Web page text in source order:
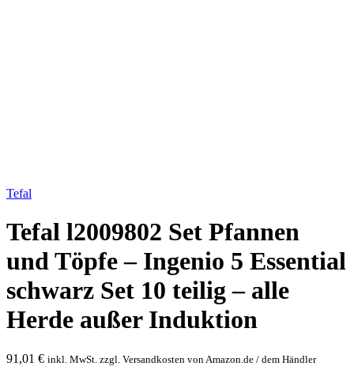
Tefal
Tefal l2009802 Set Pfannen
und Töpfe – Ingenio 5 Essential
schwarz Set 10 teilig – alle
Herde außer Induktion
91,01 € inkl. MwSt. zzgl. Versandkosten von Amazon.de / dem Händler